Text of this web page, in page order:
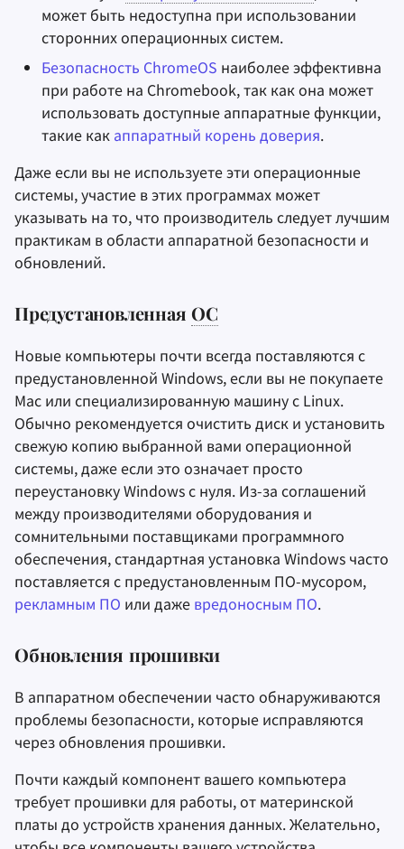
может быть недоступна при использовании
сторонних операционных систем.
Безопасность ChromeOS наиболее эффективна
при работе на Chromebook, так как она может
использовать доступные аппаратные функции,
такие как аппаратный корень доверия.
Даже если вы не используете эти операционные
системы, участие в этих программах может
указывать на то, что производитель следует лучшим
практикам в области аппаратной безопасности и
обновлений.
Предустановленная ОС
Новые компьютеры почти всегда поставляются с
предустановленной Windows, если вы не покупаете
Mac или специализированную машину с Linux.
Обычно рекомендуется очистить диск и установить
свежую копию выбранной вами операционной
системы, даже если это означает просто
переустановку Windows с нуля. Из-за соглашений
между производителями оборудования и
сомнительными поставщиками программного
обеспечения, стандартная установка Windows часто
поставляется с предустановленным ПО-мусором,
рекламным ПО или даже вредоносным ПО.
Обновления прошивки
В аппаратном обеспечении часто обнаруживаются
проблемы безопасности, которые исправляются
через обновления прошивки.
Почти каждый компонент вашего компьютера
требует прошивки для работы, от материнской
платы до устройств хранения данных. Желательно,